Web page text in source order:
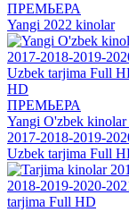
ПРЕМЬЕРА
Yangi 2022 kinolar
HD
ПРЕМЬЕРА
Yangi O'zbek
2017-2018-2019-
Uzbek tarjima Full